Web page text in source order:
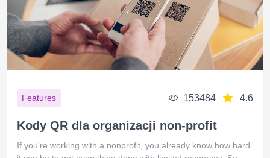
Features 153484 4.6
Kody QR dla organizacji non-profit
If you're working with a nonprofit, you already know how hard